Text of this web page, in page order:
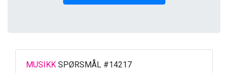
MUSIKK SPØRSMÅL #14217